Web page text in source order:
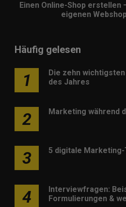
Einen Online-Shop erstellen
eigenen
Häufig gelesen
1
Die zehn
des Jahres
2 Marketing während
3 5 digitale
4
Interviewfragen:
Formulierungen &